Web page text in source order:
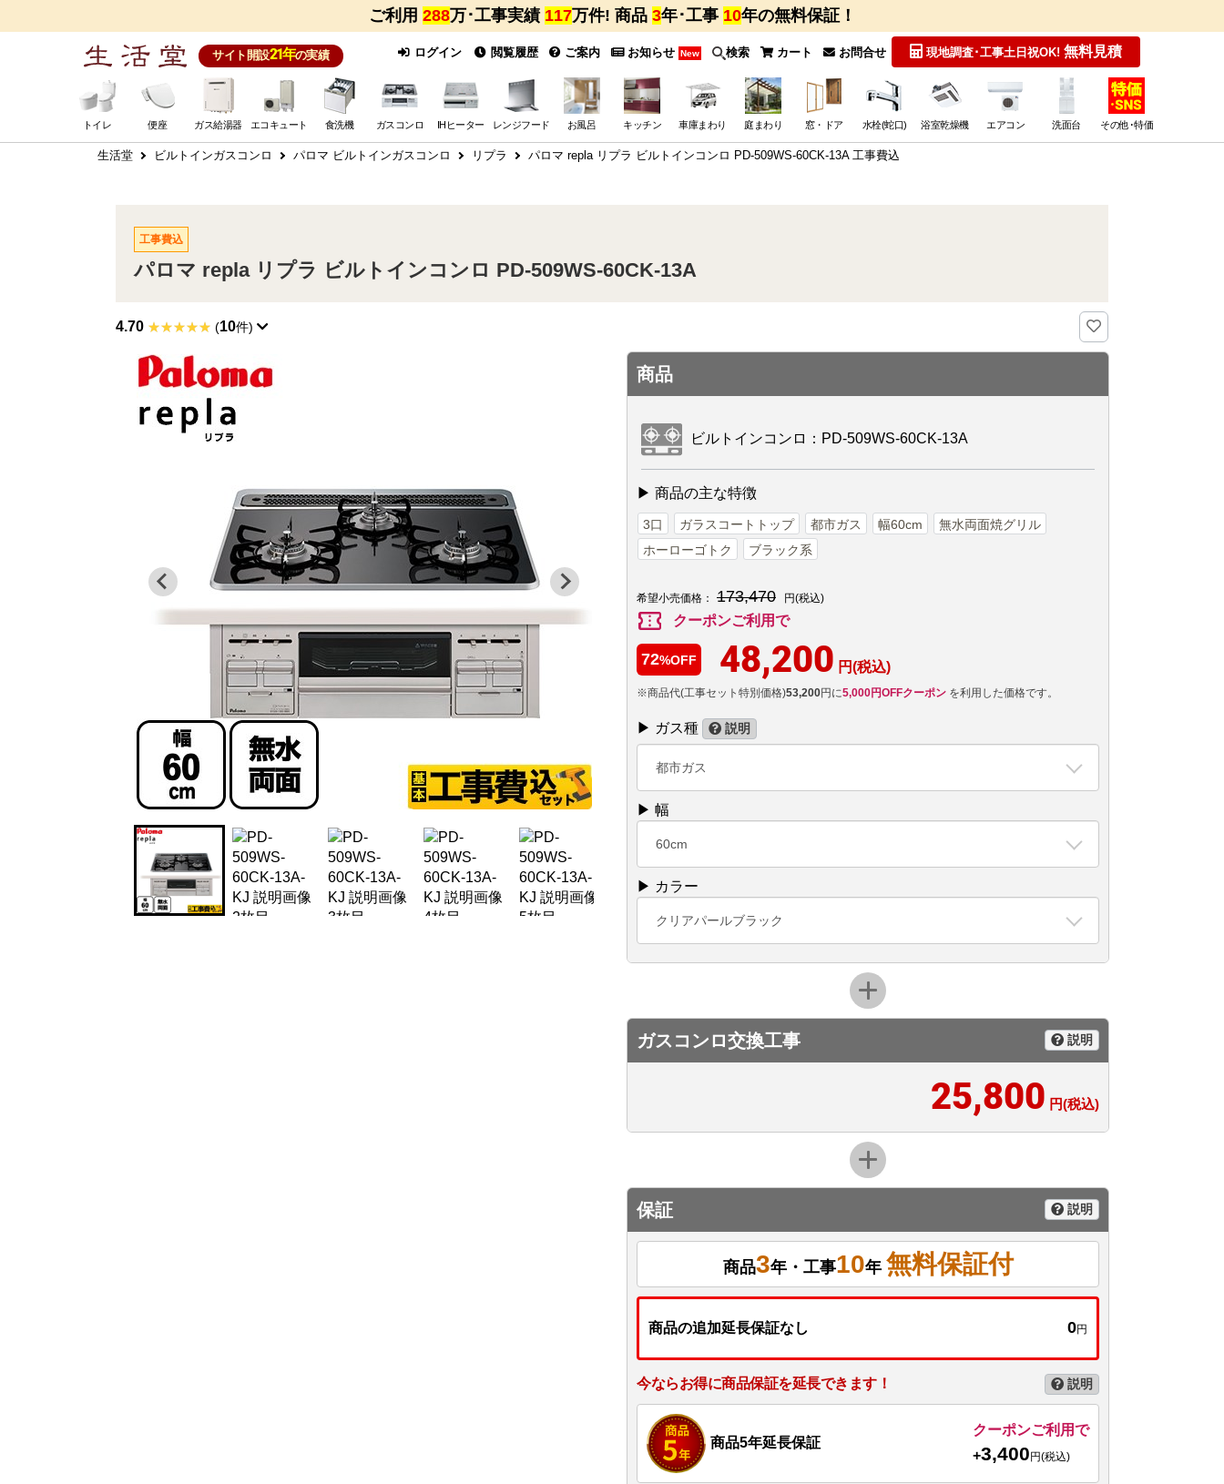
ご利用 288万･工事実績 117万件! 商品 3年･工事 10年の無料保証！
サイト開設21年の実績 ログイン 閲覧履歴 ご案内 お知らせ New 検索 カート お問合せ 現地調査･工事土日祝OK! 無料見積
トイレ 便座 ガス給湯器 エコキュート 食洗機 ガスコンロ IHヒーター レンジフード お風呂 キッチン 車庫まわり 庭まわり 窓・ドア 水栓(蛇口) 浴室乾燥機 エアコン 洗面台 その他･特価
生活堂 ビルトインガスコンロ パロマ ビルトインガスコンロ リプラ パロマ repla リプラ ビルトインコンロ PD-509WS-60CK-13A 工事費込
工事費込
パロマ repla リプラ ビルトインコンロ PD-509WS-60CK-13A
4.70 (10件)
商品
ビルトインコンロ：PD-509WS-60CK-13A
▶ 商品の主な特徴
3口 ガラスコートトップ 都市ガス 幅60cm
無水両面焼グリル
ホーローゴトク
ブラック系
希望小売価格： 173,470 円(税込)
confirmation_number クーポンご利用で
72%OFF 48,200 円(税込)
※商品代(工事セット特別価格)53,200円に5,000円OFFクーポン を利用した価格です。
▶ ガス種 説明
都市ガス
▶ 幅
60cm
▶ カラー
クリアパールブラック
ガスコンロ交換工事 説明
25,800 円(税込)
保証 説明
商品3年・工事10年 無料保証付
商品の追加延長保証なし 0円
今ならお得に商品保証を延長できます！ 説明
商品5年延長保証
クーポンご利用で
+3,400円(税込)